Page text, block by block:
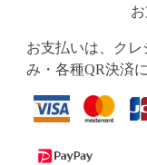
お支払いは、ク
み・各種QR決済